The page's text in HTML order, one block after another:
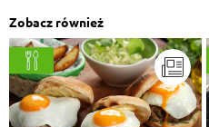
Zobacz również